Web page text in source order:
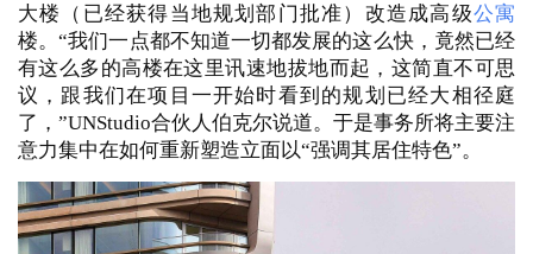
大楼（已经获得当地规划部门批准）改造成高级公寓
楼。“我们一点都不知道一切都发展的这么快，竟然已经
有这么多的高楼在这里讯速地拔地而起，这简直不可思
议，跟我们在项目一开始时看到的规划已经大相径庭
了，”UNStudio合伙人伯克尔说道。 于是事务所将主要注
意力集中在如何重新塑造立面以“强调其居住特色”。